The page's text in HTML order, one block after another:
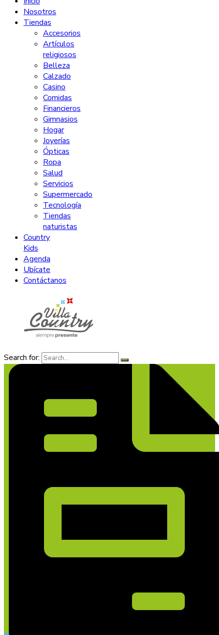
Nosotros
Tiendas
Accesorios
Artículos
religiosos
Belleza
Calzado
Casino
Comidas
Financieros
Gimnasios
Hogar
Joyerías
Ópticas
Ropa
Salud
Servicios
Supermercado
Tecnología
Tiendas
naturistas
Country
Kids
Agenda
Ubícate
Contáctanos
Search for: